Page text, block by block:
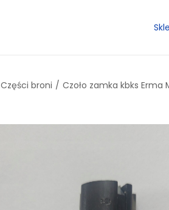
Części broni / Czoło zamka kbks Erma